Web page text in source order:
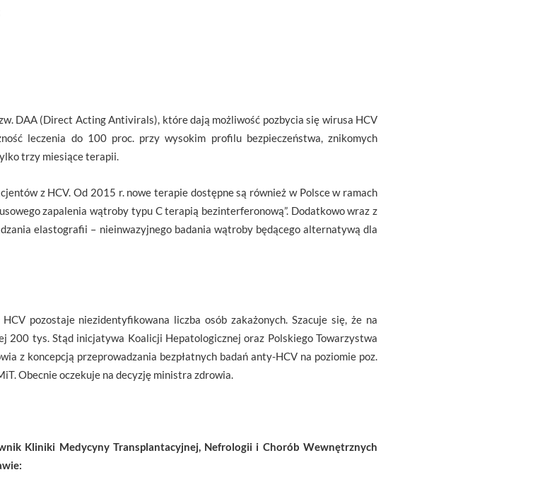
DAA (Direct Acting Antivirals), które dają możliwość pozbycia się wirusa HCV
leczenia do 100 proc. przy wysokim profilu bezpieczeństwa, znikomych
trzy miesiące terapii.
z HCV. Od 2015 r. nowe terapie dostępne są również w Polsce w ramach
zapalenia wątroby typu C terapią bezinterferonową”. Dodatkowo wraz z
elastografii – nieinwazyjnego badania wątroby będącego alternatywą dla
pozostaje niezidentyfikowana liczba osób zakażonych. Szacuje się, że na
200 tys. Stąd inicjatywa Koalicji Hepatologicznej oraz Polskiego Towarzystwa
z koncepcją przeprowadzania bezpłatnych badań anty-HCV na poziomie poz.
Obecnie oczekuje na decyzję ministra zdrowia.
Kliniki Medycyny Transplantacyjnej, Nefrologii i Chorób Wewnętrznych